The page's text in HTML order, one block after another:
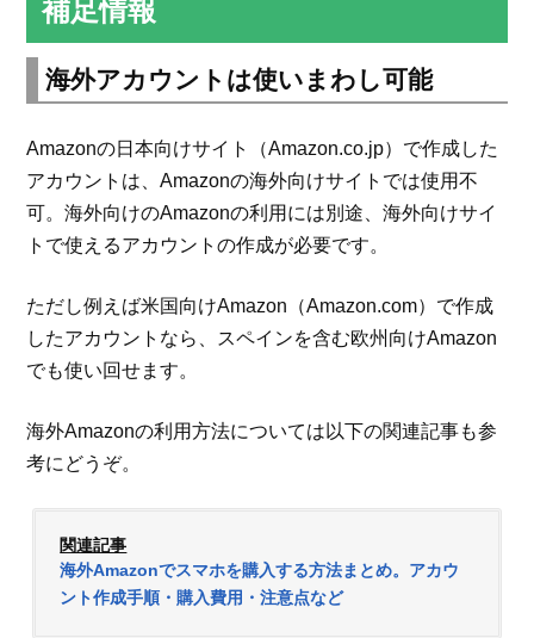
補足情報
海外アカウントは使いまわし可能
Amazonの日本向けサイト（Amazon.co.jp）で作成した
アカウントは、Amazonの海外向けサイトでは使用不
可。海外向けのAmazonの利用には別途、海外向けサイ
トで使えるアカウントの作成が必要です。
ただし例えば米国向けAmazon（Amazon.com）で作成
したアカウントなら、スペインを含む欧州向けAmazon
でも使い回せます。
海外Amazonの利用方法については以下の関連記事も参
考にどうぞ。
関連記事
海外Amazonでスマホを購入する方法まとめ。アカウ
ント作成手順・購入費用・注意点など